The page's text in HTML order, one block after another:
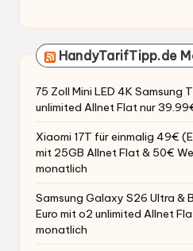
HandyTarifTipp.de
75 Zoll Mini LED 4K Samsung
unlimited Allnet Flat nur
Xiaomi 17T für einmalig 49€
mit 25GB Allnet Flat & 50€
monatlich
Samsung Galaxy S26 Ultra &
Euro mit o2 unlimited Allnet
monatlich